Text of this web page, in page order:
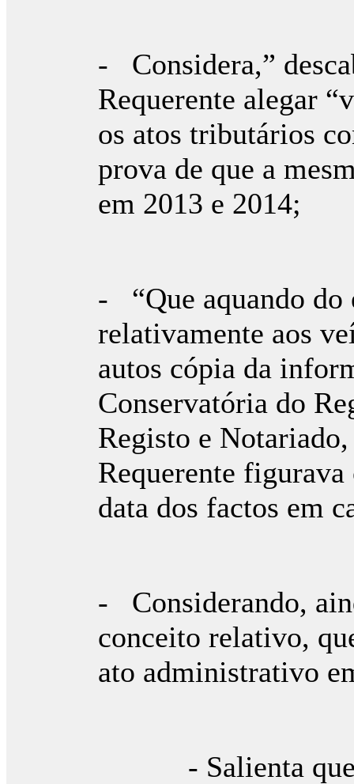
- Considera,”
Requerente alegar
os atos tributários
prova de que a
em 2013 e 2014;
- “Que aquando do
relativamente aos
autos cópia da
Conservatória do
Registo e
Requerente
data dos factos em
- Considerando,
conceito relativo,
ato administrativo
- Salienta que as